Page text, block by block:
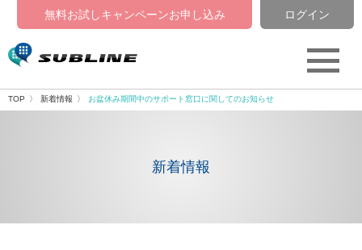
無料お試しキャンペーンお申し込み ログイン
TOP 新着情報 お盆休み期間中のサポート窓口に関してのお知らせ
新着情報